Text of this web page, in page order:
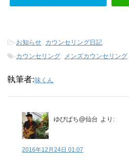
-お知らせ, カウンセリング日記
-カウンセリング, メンズカウンセリング,
執筆者:味くん
ゆびぱち@仙台 より:
2016年12月24日 01:07